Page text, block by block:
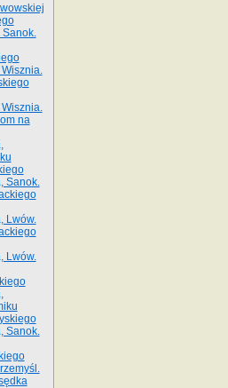
Sanok.
na
Sanok.
Lwów.
Lwów.
Sanok.